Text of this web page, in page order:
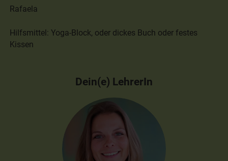
Rafaela
Hilfsmittel: Yoga-Block, oder dickes Buch oder festes
Kissen
Dein(e) LehrerIn